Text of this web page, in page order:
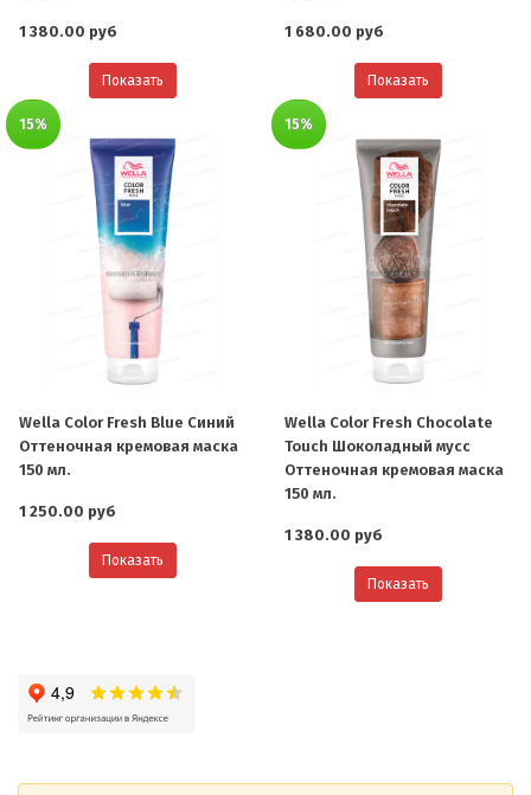
1 380.00 руб
Показать
1 680.00 руб
Показать
15%
Wella Color Fresh Blue Синий
Оттеночная кремовая маска
150 мл.
1 250.00 руб
Показать
15%
Wella Color Fresh Chocolate
Touch Шоколадный мусс
Оттеночная кремовая маска
150 мл.
1 380.00 руб
Показать